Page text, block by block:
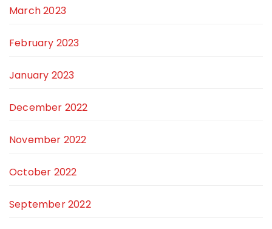
March 2023
February 2023
January 2023
December 2022
November 2022
October 2022
September 2022